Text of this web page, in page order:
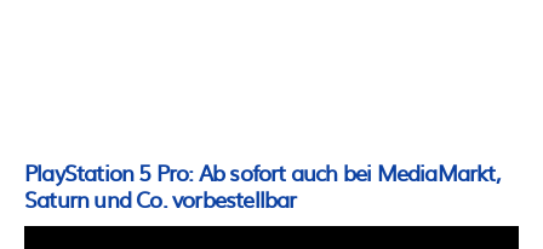
PlayStation 5 Pro: Ab sofort auch bei MediaMarkt,
Saturn und Co. vorbestellbar